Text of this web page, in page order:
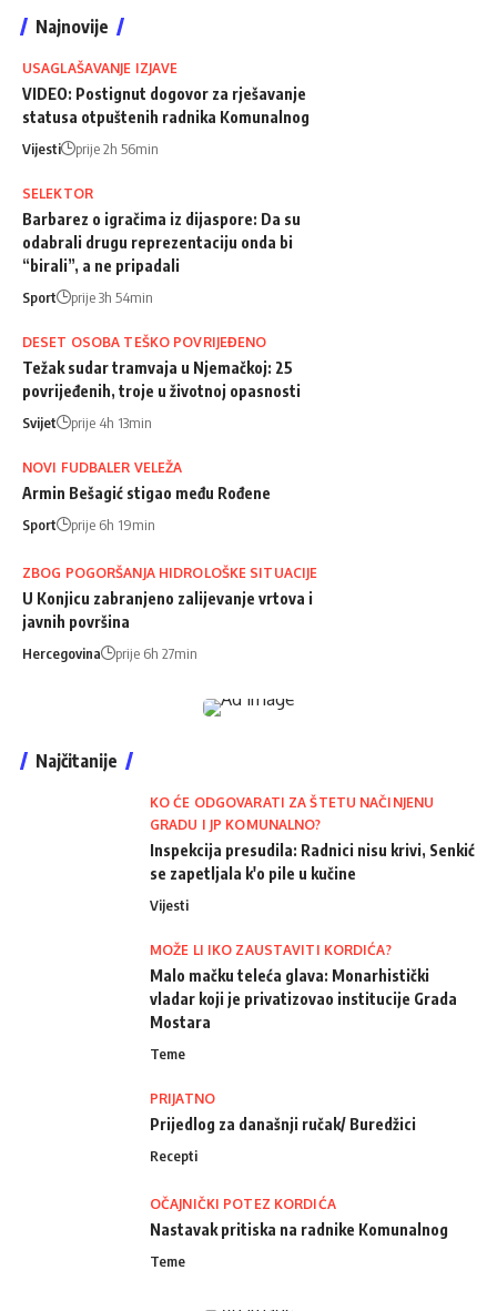
Najnovije
USAGLAŠAVANJE IZJAVE
VIDEO: Postignut dogovor za rješavanje
statusa otpuštenih radnika Komunalnog
Vijesti prije 2h 56min
SELEKTOR
Barbarez o igračima iz dijaspore: Da su
odabrali drugu reprezentaciju onda bi
“birali”, a ne pripadali
Sport prije 3h 54min
DESET OSOBA TEŠKO POVRIJEĐENO
Težak sudar tramvaja u Njemačkoj: 25
povrijeđenih, troje u životnoj opasnosti
Svijet prije 4h 13min
NOVI FUDBALER VELEŽA
Armin Bešagić stigao među Rođene
Sport prije 6h 19min
ZBOG POGORŠANJA HIDROLOŠKE SITUACIJE
U Konjicu zabranjeno zalijevanje vrtova i
javnih površina
Hercegovina prije 6h 27min
Najčitanije
KO ĆE ODGOVARATI ZA ŠTETU NAČINJENU
GRADU I JP KOMUNALNO?
Inspekcija presudila: Radnici nisu krivi, Senkić
se zapetljala k'o pile u kučine
Vijesti
MOŽE LI IKO ZAUSTAVITI KORDIĆA?
Malo mačku teleća glava: Monarhistički
vladar koji je privatizovao institucije Grada
Mostara
Teme
PRIJATNO
Prijedlog za današnji ručak/ Buredžici
Recepti
OČAJNIČKI POTEZ KORDIĆA
Nastavak pritiska na radnike Komunalnog
Teme